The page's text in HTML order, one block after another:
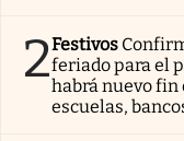
2Festivos
feriado para el
habrá nuevo fin
escuelas,